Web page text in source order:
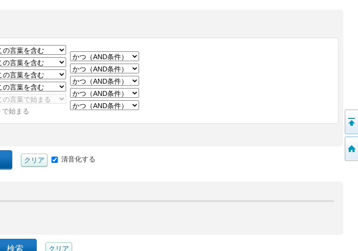
で始まる
清音化する